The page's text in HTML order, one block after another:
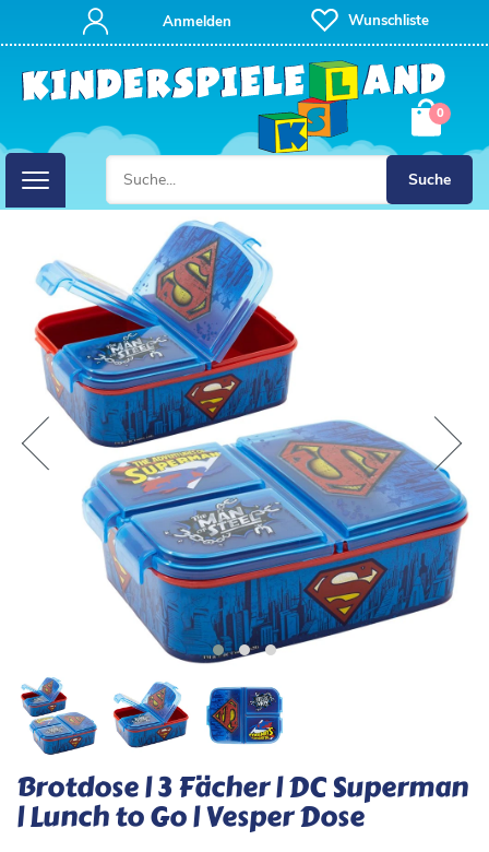
Suche
Anmelden Wunschliste
0
Brotdose | 3 Fächer | DC Superman
| Lunch to Go | Vesper Dose